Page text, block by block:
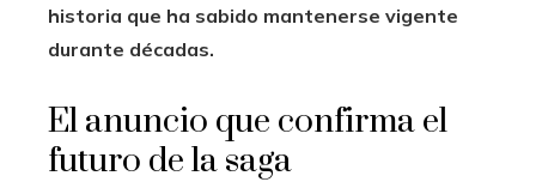
historia que ha sabido mantenerse vigente
durante décadas.
El anuncio que confirma el
futuro de la saga